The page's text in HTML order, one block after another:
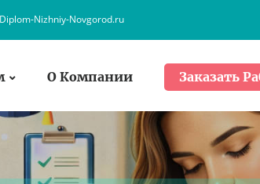
Nizhniy-Novgorod.ru
О Компании Заказать